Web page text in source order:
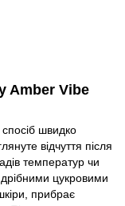
Amber Vibe
швидко
відчуття після
температур чи
дрібними цукровими
прибрає